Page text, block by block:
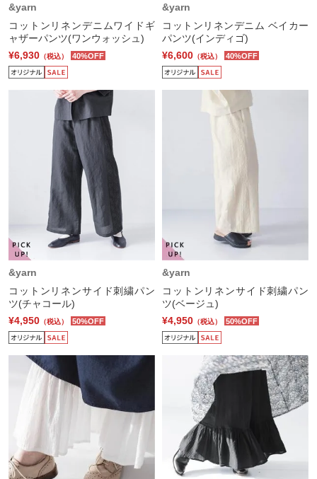
&yarn
コットンリネンデニムワイドギ
ャザーパンツ(ワンウォッシュ)
¥6,930 （税込） 40%OFF
&yarn
コットンリネンデニム ベイカー
パンツ(インディゴ)
¥6,600 （税込） 40%OFF
&yarn
コットンリネンサイド刺繍パン
ツ(チャコール)
¥4,950 （税込） 50%OFF
&yarn
コットンリネンサイド刺繍パン
ツ(ベージュ)
¥4,950 （税込） 50%OFF